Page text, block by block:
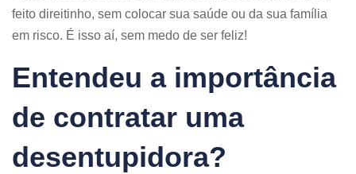
feito direitinho, sem colocar sua saúde ou da sua família
em risco. É isso aí, sem medo de ser feliz!
Entendeu a importância
de contratar uma
desentupidora?